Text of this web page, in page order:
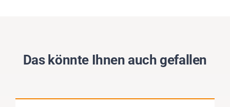
Das könnte Ihnen auch gefallen